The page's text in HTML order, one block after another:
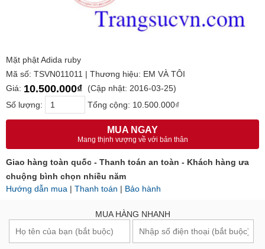
Mặt phật Adida ruby
Mã số: TSVN011011 | Thương hiệu: EM VÀ TÔI
Giá: 10.500.000₫
(Cập nhật: 2016-03-25)
Số lượng:
Tổng cộng: 10.500.000₫
MUA NGAY
Mang thịnh vượng về với bản thân
Giao hàng toàn quốc - Thanh toán an toàn - Khách hàng ưa
chuộng bình chọn nhiều năm
Hướng dẫn mua | Thanh toán | Bảo hành
MUA HÀNG NHANH